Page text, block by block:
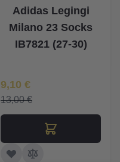
Adidas Legingi
Milano 23 Socks
IB7821 (27-30)
Īpaša Cena
9,10 €
13,00 €